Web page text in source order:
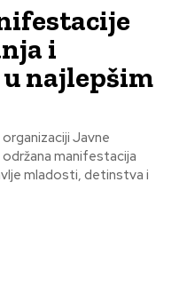
i
najlepšim
Javne
manifestacija